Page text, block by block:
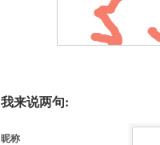
我来说两句:
昵称